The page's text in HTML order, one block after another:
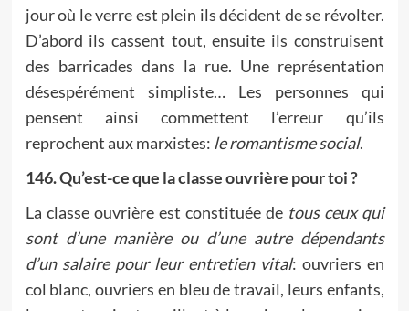
jour où le verre est plein ils décident de se révolter.
D’abord ils cassent tout, ensuite ils construisent
des barricades dans la rue. Une représentation
désespérément simpliste… Les personnes qui
pensent ainsi commettent l’erreur qu’ils
reprochent aux marxistes: le romantisme social.
146. Qu’est-ce que la classe ouvrière pour toi ?
La classe ouvrière est constituée de tous ceux qui
sont d’une manière ou d’une autre dépendants
d’un salaire pour leur entretien vital: ouvriers en
col blanc, ouvriers en bleu de travail, leurs enfants,